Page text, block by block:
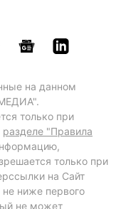
на данном
только при
разделе "Правила
только при
на Сайт
не ниже первого
не может